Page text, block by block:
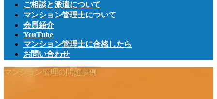
ご相談と派遣について
マンション管理士について
会員紹介
YouTube
マンション管理士に合格したら
お問い合わせ
マンション管理の問題事例